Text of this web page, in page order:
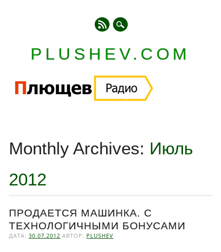
PLUSHEV.COM
content
Monthly Archives: Июль
2012
ПРОДАЕТСЯ МАШИНКА. С
ТЕХНОЛОГИЧНЫМИ БОНУСАМИ
ДАТА:30.07.2012 АВТОР: PLUSHEV